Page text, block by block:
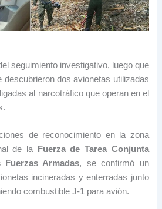
seguimiento investigativo, luego que
dos avionetas utilizadas
al narcotráfico que operan en el
de reconocimiento en la zona
de laFuerza de Tarea Conjunta
Armadas, se confirmó un
incineradas y enterradas junto
combustible J-1 para avión.